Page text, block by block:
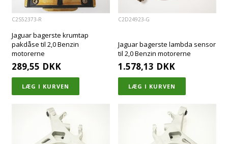
C2S52373-R
Jaguar bagerste krumtap
pakdåse til 2,0 Benzin
motorerne
289,55 DKK
C2D24923-G
Jaguar bagerste lambda sensor
til 2,0 Benzin motorerne
1.578,13 DKK